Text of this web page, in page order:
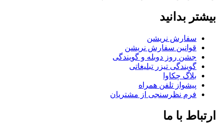
بیشتر بدانید
سفارش نریشن
قوانین سفارش نریشن
جشن روز دوبله و گویندگی
گویندگی تیزر تبلیغاتی
بلاگ چکاوا
پیشواز تلفن همراه
فرم نظرسنجی از مشتریان
ارتباط با ما